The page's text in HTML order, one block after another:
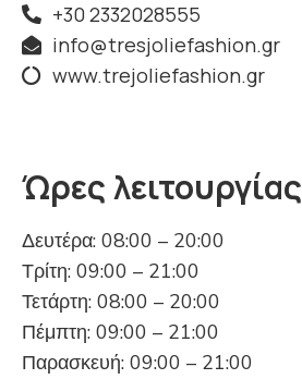
+30 2332028555
info@tresjoliefashion.gr
www.trejoliefashion.gr
Ώρες λειτουργίας
Δευτέρα: 08:00 – 20:00
Τρίτη: 09:00 – 21:00
Τετάρτη: 08:00 – 20:00
Πέμπτη: 09:00 – 21:00
Παρασκευή: 09:00 – 21:00